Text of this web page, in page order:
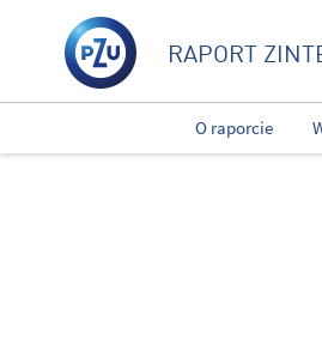
RAPORT
O raporcie